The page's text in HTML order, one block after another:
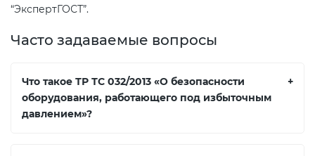
“ЭкспертГОСТ”.
Часто задаваемые вопросы
Что такое ТР ТС 032/2013 «О безопасности
оборудования, работающего под избыточным
давлением»?
+